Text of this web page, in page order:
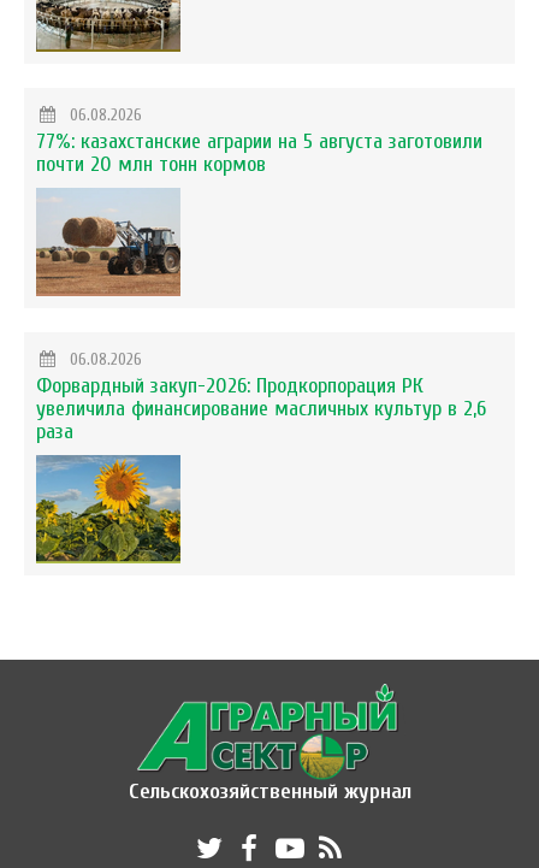
06.08.2026
77%: казахстанские аграрии на 5 августа заготовили
почти 20 млн тонн кормов
06.08.2026
Форвардный закуп-2026: Продкорпорация РК
увеличила финансирование масличных культур в 2,6
раза
Сельскохозяйственный журнал